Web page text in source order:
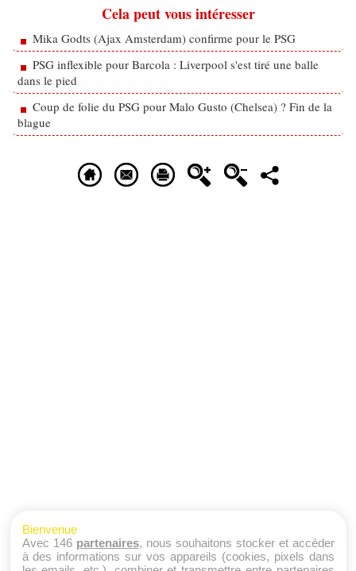
Cela peut vous intéresser
Mika Godts (Ajax Amsterdam) confirme pour le PSG
PSG inflexible pour Barcola : Liverpool s'est tiré une balle
dans le pied
Coup de folie du PSG pour Malo Gusto (Chelsea) ? Fin de la
blague
Bienvenue
Avec 146 partenaires, nous souhaitons stocker et accéder
à des informations sur vos appareils (cookies, pixels dans